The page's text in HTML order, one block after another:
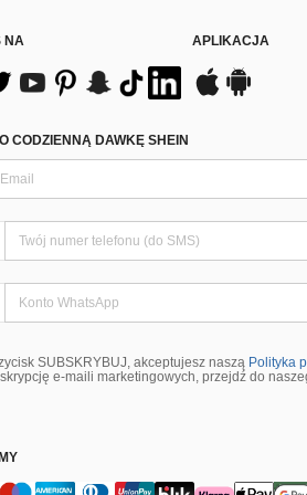
NA APLIKACJA
CODZIENNĄ DAWKĘ SHEIN
SUBSKRYBUJ, akceptujesz naszą Polityka
e-maili marketingowych, przejdź do